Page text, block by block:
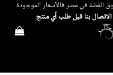
الفضة في مصر فالأسعار الموجودة
بنا قبل طلب أي منتج